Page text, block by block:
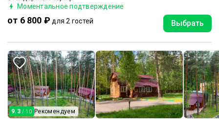
Моментальное подтверждение
от 6 800 ₽ для 2 гостей Выбрать
9.3 / 10 Рекомендуем